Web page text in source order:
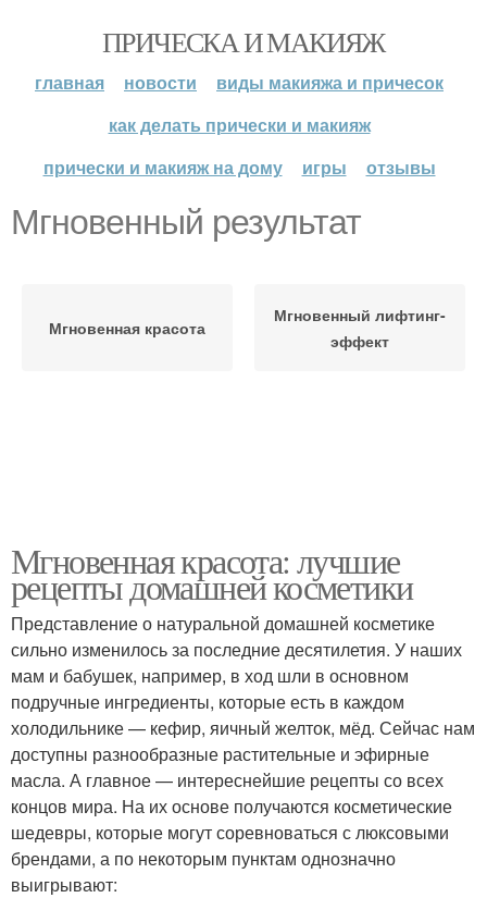
ПРИЧЕСКА И МАКИЯЖ
главная новости
виды макияжа и причесок
как делать прически и макияж
прически и макияж на дому
игры отзывы
Мгновенный результат
Мгновенная красота
Мгновенный лифтинг-
эффект
Мгновенная красота: лучшие
рецепты домашней косметики
Представление о натуральной домашней косметике
сильно изменилось за последние десятилетия. У наших
мам и бабушек, например, в ход шли в основном
подручные ингредиенты, которые есть в каждом
холодильнике — кефир, яичный желток, мёд. Сейчас нам
доступны разнообразные растительные и эфирные
масла. А главное — интереснейшие рецепты со всех
концов мира. На их основе получаются косметические
шедевры, которые могут соревноваться с люксовыми
брендами, а по некоторым пунктам однозначно
выигрывают: